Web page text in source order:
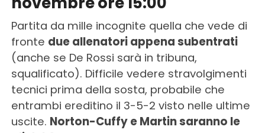
Partita da mille incognite quella che vede di
fronte due allenatori appena subentrati
(anche se De Rossi sarà in tribuna,
squalificato). Difficile vedere stravolgimenti
tecnici prima della sosta, probabile che
entrambi ereditino il 3-5-2 visto nelle ultime
uscite. Norton-Cuffy e Martin saranno le